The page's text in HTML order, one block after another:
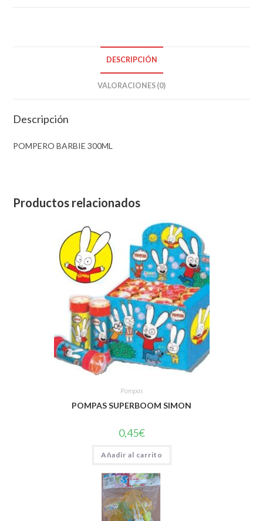
DESCRIPCIÓN
VALORACIONES (0)
Descripción
POMPERO BARBIE 300ML
Productos relacionados
Pompas
POMPAS SUPERBOOM SIMON
0,45€
Añadir al carrito